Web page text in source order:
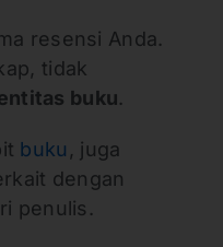
resensi Anda.
tidak
buku.
buku , juga
dengan
penulis.